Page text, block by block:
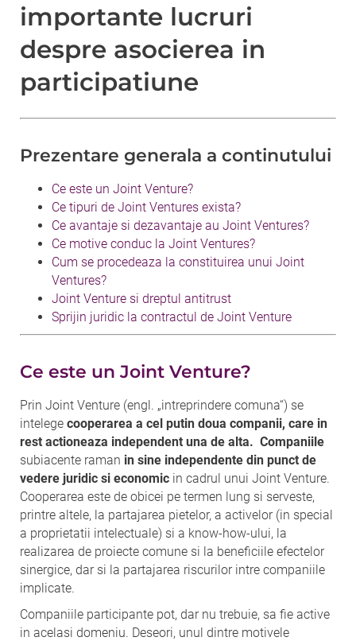
importante lucruri
despre asocierea in
participatiune
Prezentare generala a continutului
Ce este un Joint Venture?
Ce tipuri de Joint Ventures exista?
Ce avantaje si dezavantaje au Joint Ventures?
Ce motive conduc la Joint Ventures?
Cum se procedeaza la constituirea unui Joint
Ventures?
Joint Venture si dreptul antitrust
Sprijin juridic la contractul de Joint Venture
Ce este un Joint Venture?
Prin Joint Venture (engl. „intreprindere comuna“) se
intelege cooperarea a cel putin doua companii, care in
rest actioneaza independent una de alta. Companiile
subiacente raman in sine independente din punct de
vedere juridic si economic in cadrul unui Joint Venture.
Cooperarea este de obicei pe termen lung si serveste,
printre altele, la partajarea pietelor, a activelor (in special
a proprietatii intelectuale) si a know-how-ului, la
realizarea de proiecte comune si la beneficiile efectelor
sinergice, dar si la partajarea riscurilor intre companiile
implicate.
Companiile participante pot, dar nu trebuie, sa fie active
in acelasi domeniu. Deseori, unul dintre motivele